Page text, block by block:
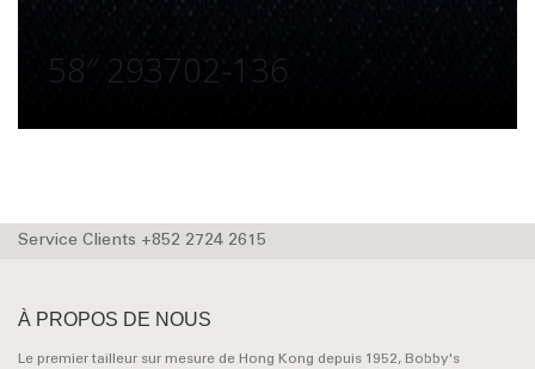
58″ 293702-136
Service Clients +852 2724 2615
À PROPOS DE NOUS
Le premier tailleur sur mesure de Hong Kong depuis 1952, Bobby's